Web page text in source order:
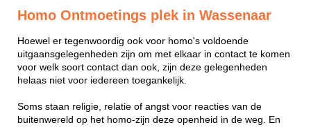
Homo Ontmoetings plek in Wassenaar
Hoewel er tegenwoordig ook voor homo's voldoende
uitgaansgelegenheden zijn om met elkaar in contact te komen
voor welk soort contact dan ook, zijn deze gelegenheden
helaas niet voor iedereen toegankelijk.
Soms staan religie, relatie of angst voor reacties van de
buitenwereld op het homo-zijn deze openheid in de weg. En